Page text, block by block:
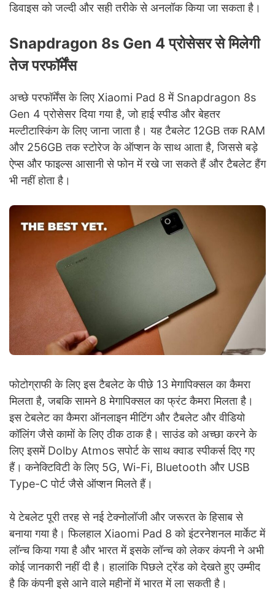
डिवाइस को जल्दी और सही तरीके से अनलॉक किया जा सकता है।
Snapdragon 8s Gen 4 प्रोसेसर से मिलेगी
तेज परफॉर्मेंस
अच्छे परफॉर्मेंस के लिए Xiaomi Pad 8 में Snapdragon 8s
Gen 4 प्रोसेसर दिया गया है, जो हाई स्पीड और बेहतर
मल्टीटास्किंग के लिए जाना जाता है। यह टैबलेट 12GB तक RAM
और 256GB तक स्टोरेज के ऑप्शन के साथ आता है, जिससे बड़े
ऐप्स और फाइल्स आसानी से फोन में रखे जा सकते हैं और टैबलेट हैंग
भी नहीं होता है।
फोटोग्राफी के लिए इस टैबलेट के पीछे 13 मेगापिक्सल का कैमरा
मिलता है, जबकि सामने 8 मेगापिक्सल का फ्रंट कैमरा मिलता है।
इस टेबलेट का कैमरा ऑनलाइन मीटिंग और टैबलेट और वीडियो
कॉलिंग जैसे कामों के लिए ठीक ठाक है। साउंड को अच्छा करने के
लिए इसमें Dolby Atmos सपोर्ट के साथ क्वाड स्पीकर्स दिए गए
हैं। कनेक्टिविटी के लिए 5G, Wi-Fi, Bluetooth और USB
Type-C पोर्ट जैसे ऑप्शन मिलते हैं।
ये टेबलेट पूरी तरह से नई टेक्नोलॉजी और जरूरत के हिसाब से
बनाया गया है। फिलहाल Xiaomi Pad 8 को इंटरनेशनल मार्केट में
लॉन्च किया गया है और भारत में इसके लॉन्च को लेकर कंपनी ने अभी
कोई जानकारी नहीं दी है। हालांकि पिछले ट्रेंड को देखते हुए उम्मीद
है कि कंपनी इसे आने वाले महीनों में भारत में ला सकती है।